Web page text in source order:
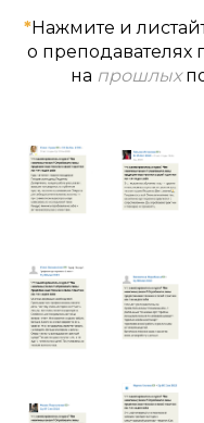
*Нажмите и
о преподавателях
на прошлых